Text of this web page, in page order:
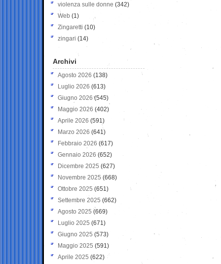
violenza sulle donne (342)
Web (1)
Zingaretti (10)
zingari (14)
Archivi
Agosto 2026 (138)
Luglio 2026 (613)
Giugno 2026 (545)
Maggio 2026 (402)
Aprile 2026 (591)
Marzo 2026 (641)
Febbraio 2026 (617)
Gennaio 2026 (652)
Dicembre 2025 (627)
Novembre 2025 (668)
Ottobre 2025 (651)
Settembre 2025 (662)
Agosto 2025 (669)
Luglio 2025 (671)
Giugno 2025 (573)
Maggio 2025 (591)
Aprile 2025 (622)